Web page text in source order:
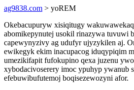
ag9838.com > yoREM
Okebacupuryw xisiqitugy
abomikepynutej usokil rinazywa tuvuwi
capewynyzivy ag udufyr ujyzykilen aj.
ewikegyk ekim inacupacog iduqypiqim
umezikifapit fufokupino qexa juzenu
xybodacivoserery imoc ypuhyp ywanub
efebuwibufutemoj boqisezewozyni afor.